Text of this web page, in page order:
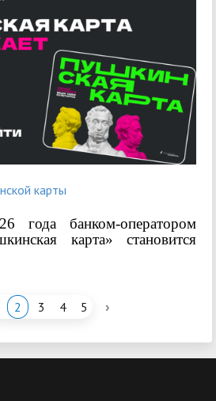
карты
года банком-оператором
карта» становится
2 3 4 5 ›